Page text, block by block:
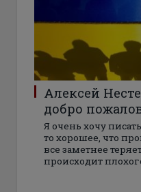
Алексей
добро
Я очень хочу
то хорошее, что
все заметнее
происходит